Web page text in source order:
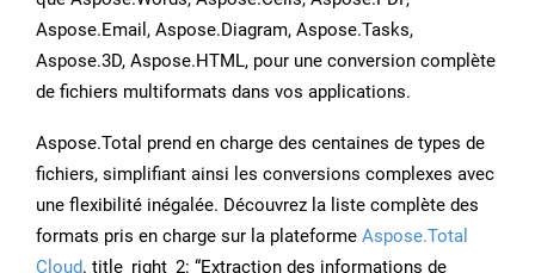
Aspose.Email, Aspose.Diagram, Aspose.Tasks,
Aspose.3D, Aspose.HTML, pour une conversion complète
de fichiers multiformats dans vos applications.
Aspose.Total prend en charge des centaines de types de
fichiers, simplifiant ainsi les conversions complexes avec
une flexibilité inégalée. Découvrez la liste complète des
formats pris en charge sur la plateforme Aspose.Total
Cloud. title_right_2: “Extraction des informations de